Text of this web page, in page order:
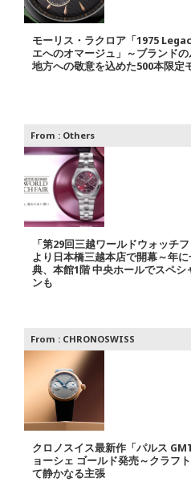
モーリス・ラクロア「1975
エへのオマージュ」～ブランド
地方への敬意を込めた500本限定
From : Others
「第29回三越ワールドウォッチ
より日本橋三越本店で開幕～年
典、本館1階 中央ホールでスペシ
ンも
From : CHRONOSWISS
クロノスイス最新作「パルス
ョーシェ ゴールド発売～クラフ
て静かなる主張